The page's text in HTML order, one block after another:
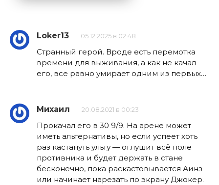
Loker13 05.12.2025 в 02:48
Странный герой. Вроде есть перемотка
времени для выживания, а как не качал
его, все равно умирает одним из первых…
Михаил 20.08.2021 в 00:23
Прокачал его в 30 9/9. На арене может
иметь альтернативы, но если успеет хоть
раз кастануть ульту — оглушит всё поле
противника и будет держать в стане
бесконечно, пока раскастовывается Аинз
или начинает нарезать по экрану Джокер.